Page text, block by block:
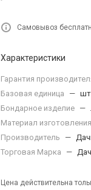
Самовывоз
Характеристики
Гарантия
Базовая единица
— шт
Бондарное изделие —
Материал изготовления
Производитель
—
Торговая Марка
—
Цена действительна